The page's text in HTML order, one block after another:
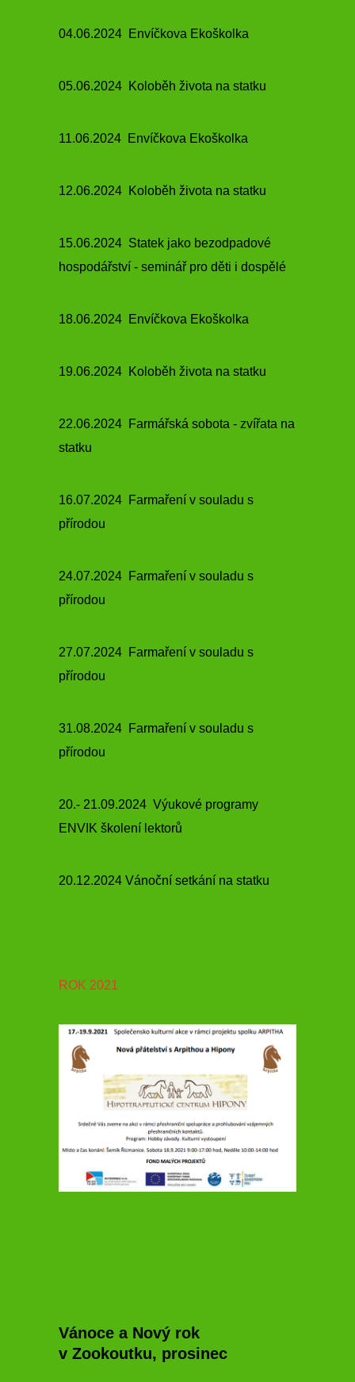
04.06.2024 Envíčkova Ekoškolka
05.06.2024 Koloběh života na statku
11.06.2024 Envíčkova Ekoškolka
12.06.2024 Koloběh života na statku
15.06.2024 Statek jako bezodpadové
hospodářství - seminář pro děti i dospělé
18.06.2024 Envíčkova Ekoškolka
19.06.2024 Koloběh života na statku
22.06.2024 Farmářská sobota - zvířata na
statku
16.07.2024 Farmaření v souladu s
přírodou
24.07.2024 Farmaření v souladu s
přírodou
27.07.2024 Farmaření v souladu s
přírodou
31.08.2024 Farmaření v souladu s
přírodou
20.- 21.09.2024 Výukové programy
ENVIK školení lektorů
20.12.2024 Vánoční setkání na statku
ROK 2021
Vánoce a Nový rok
v Zookoutku, prosinec